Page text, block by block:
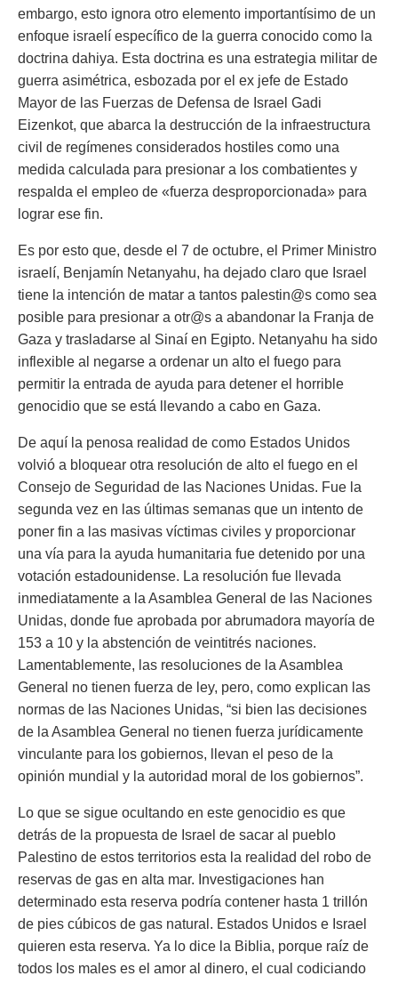
embargo, esto ignora otro elemento importantísimo de un
enfoque israelí específico de la guerra conocido como la
doctrina dahiya. Esta doctrina es una estrategia militar de
guerra asimétrica, esbozada por el ex jefe de Estado
Mayor de las Fuerzas de Defensa de Israel Gadi
Eizenkot, que abarca la destrucción de la infraestructura
civil de regímenes considerados hostiles como una
medida calculada para presionar a los combatientes y
respalda el empleo de «fuerza desproporcionada» para
lograr ese fin.
Es por esto que, desde el 7 de octubre, el Primer Ministro
israelí, Benjamín Netanyahu, ha dejado claro que Israel
tiene la intención de matar a tantos palestin@s como sea
posible para presionar a otr@s a abandonar la Franja de
Gaza y trasladarse al Sinaí en Egipto. Netanyahu ha sido
inflexible al negarse a ordenar un alto el fuego para
permitir la entrada de ayuda para detener el horrible
genocidio que se está llevando a cabo en Gaza.
De aquí la penosa realidad de como Estados Unidos
volvió a bloquear otra resolución de alto el fuego en el
Consejo de Seguridad de las Naciones Unidas. Fue la
segunda vez en las últimas semanas que un intento de
poner fin a las masivas víctimas civiles y proporcionar
una vía para la ayuda humanitaria fue detenido por una
votación estadounidense. La resolución fue llevada
inmediatamente a la Asamblea General de las Naciones
Unidas, donde fue aprobada por abrumadora mayoría de
153 a 10 y la abstención de veintitrés naciones.
Lamentablemente, las resoluciones de la Asamblea
General no tienen fuerza de ley, pero, como explican las
normas de las Naciones Unidas, “si bien las decisiones
de la Asamblea General no tienen fuerza jurídicamente
vinculante para los gobiernos, llevan el peso de la
opinión mundial y la autoridad moral de los gobiernos”.
Lo que se sigue ocultando en este genocidio es que
detrás de la propuesta de Israel de sacar al pueblo
Palestino de estos territorios esta la realidad del robo de
reservas de gas en alta mar. Investigaciones han
determinado esta reserva podría contener hasta 1 trillón
de pies cúbicos de gas natural. Estados Unidos e Israel
quieren esta reserva. Ya lo dice la Biblia, porque raíz de
todos los males es el amor al dinero, el cual codiciando